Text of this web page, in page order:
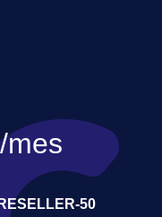
/mes
RESELLER-50